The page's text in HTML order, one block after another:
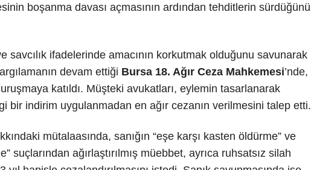
boşanma davası açmasının ardından tehditlerin sürdüğünü
savcılık ifadelerinde amacının korkutmak olduğunu savunarak
devam ettiği Bursa 18. Ağır Ceza Mahkemesi’nde,
katıldı. Müşteki avukatları, eylemin tasarlanarak
bir indirim uygulanmadan en ağır cezanın verilmesini talep etti.
mütalaasında, sanığın “eşe karşı kasten öldürme” ve
suçlarından ağırlaştırılmış müebbet, ayrıca ruhsatsız silah